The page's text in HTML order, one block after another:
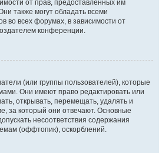
от прав, предоставленных им
также могут обладать всеми
во всех форумах, в зависимости от
конференции.
(или группы пользователей), которые
Они имеют право редактировать или
открывать, перемещать, удалять и
за который они отвечают. Основные
несоответствия содержания
(оффтопик), оскорблений.